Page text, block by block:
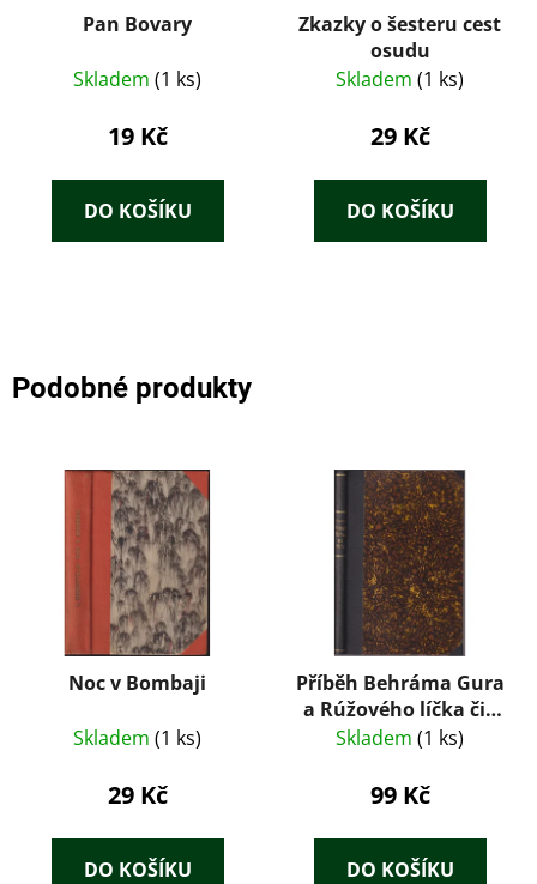
Pan Bovary
Skladem (1 ks)
19 Kč
DO KOŠÍKU
Zkazky o šesteru cest
osudu
Skladem (1 ks)
29 Kč
DO KOŠÍKU
Podobné produkty
Noc v Bombaji
Skladem (1 ks)
29 Kč
DO KOŠÍKU
Příběh Behráma Gura
a Rúžového líčka čili
sedm dní a sedm nocí
Skladem (1 ks)
99 Kč
DO KOŠÍKU